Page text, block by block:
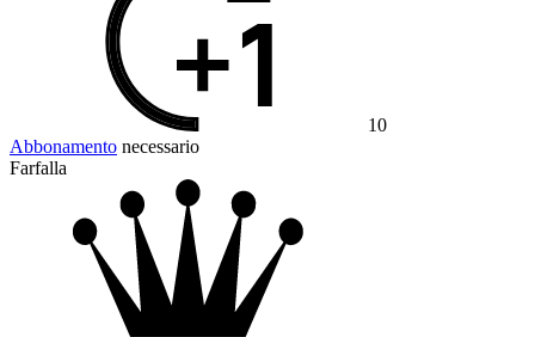
10
Abbonamento necessario
Farfalla